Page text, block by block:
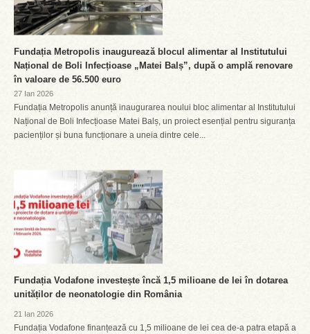
Fundația Metropolis inaugurează blocul alimentar al Institutului
Național de Boli Infecțioase „Matei Balș”, după o amplă renovare
în valoare de 56.500 euro
27 Ian 2026
Fundația Metropolis anunță inaugurarea noului bloc alimentar al Institutului
Național de Boli Infecțioase Matei Balș, un proiect esențial pentru siguranța
pacienților și buna funcționare a uneia dintre cele...
Fundația Vodafone investește încă 1,5 milioane de lei în dotarea
unităților de neonatologie din România
21 Ian 2026
Fundația Vodafone finanțează cu 1,5 milioane de lei cea de-a patra etapă a